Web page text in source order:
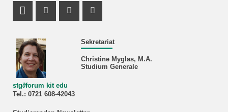
Sekretariat
Christine Myglas, M.A.
Studium Generale
stg∂forum kit edu
Tel.: 0721 608‐42043
Profil Mastodon
Instagram Profil
Facebook Profil
Youtube Profil